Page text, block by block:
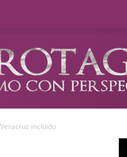
incluido